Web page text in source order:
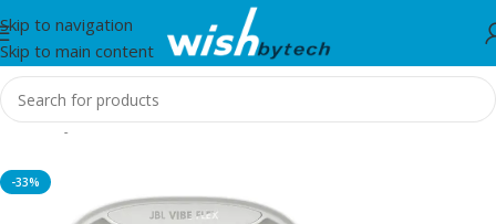
Skip to navigation
Skip to main content
Home/JBL
-33%